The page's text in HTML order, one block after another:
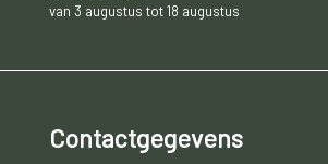
van 3 augustus tot 18 augustus
Contactgegevens